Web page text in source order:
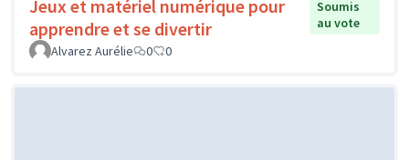
Jeux et matériel numérique pour
apprendre et se divertir
Soumis
au vote
Alvarez Aurélie
0 0